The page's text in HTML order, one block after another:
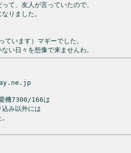
て、友人が言っていたので、
りました。
います）マギーでした。
機7300/166は
み以外には